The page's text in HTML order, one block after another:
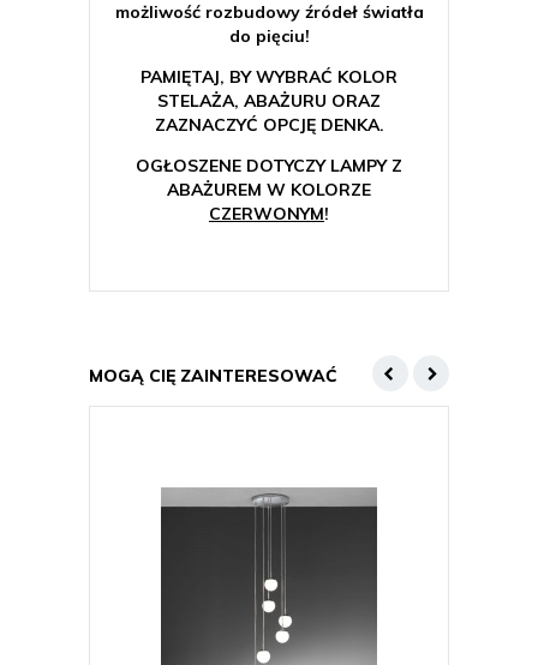
możliwość rozbudowy źródeł światła
do pięciu!
PAMIĘTAJ, BY WYBRAĆ KOLOR
STELAŻA, ABAŻURU ORAZ
ZAZNACZYĆ OPCJĘ DENKA.
OGŁOSZENE DOTYCZY LAMPY Z
ABAŻUREM W KOLORZE
CZERWONYM!
MOGĄ CIĘ ZAINTERESOWAĆ